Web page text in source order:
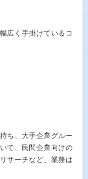
広く手掛けているコ
ち、大手企業グルー
て、民間企業向けの
サーチなど、業務は